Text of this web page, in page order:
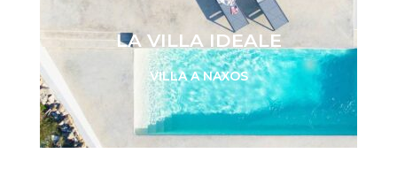
LA VILLA IDEALE
VILLA A NAXOS
Visita VILLA BABÚ